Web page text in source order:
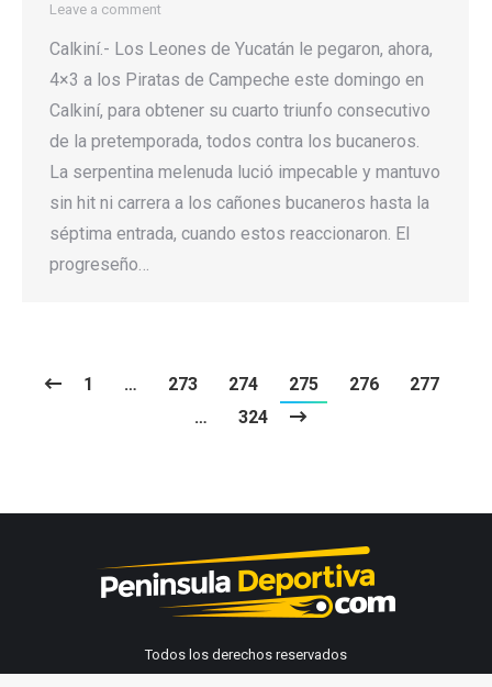
Leave a comment
Calkiní.- Los Leones de Yucatán le pegaron, ahora,
4×3 a los Piratas de Campeche este domingo en
Calkiní, para obtener su cuarto triunfo consecutivo
de la pretemporada, todos contra los bucaneros.
La serpentina melenuda lució impecable y mantuvo
sin hit ni carrera a los cañones bucaneros hasta la
séptima entrada, cuando estos reaccionaron. El
progreseño…
1 … 273 274 275 276
277
…
324
Todos los derechos reservados